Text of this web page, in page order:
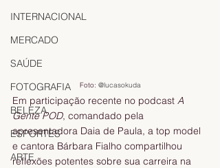
INTERNACIONAL
MERCADO
SAÚDE
FOTOGRAFIA
BELEZA
ESPORTES
ARTE
Foto: @lucasokuda
Em participação recente no podcast A
Gente POD, comandado pela
apresentadora Daia de Paula, a top model
e cantora Bárbara Fialho compartilhou
reflexões potentes sobre sua carreira na